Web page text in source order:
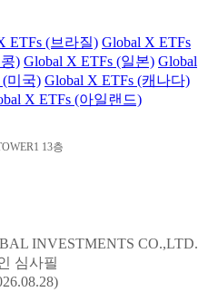
ETFs (브라질) Global X ETFs
) Global X ETFs (일본) Global
(미국) Global X ETFs (캐나다)
X ETFs (아일랜드)
13층
INVESTMENTS CO.,LTD.
심사필